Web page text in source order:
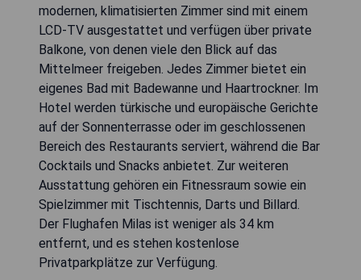
modernen, klimatisierten Zimmer sind mit einem
LCD-TV ausgestattet und verfügen über private
Balkone, von denen viele den Blick auf das
Mittelmeer freigeben. Jedes Zimmer bietet ein
eigenes Bad mit Badewanne und Haartrockner. Im
Hotel werden türkische und europäische Gerichte
auf der Sonnenterrasse oder im geschlossenen
Bereich des Restaurants serviert, während die Bar
Cocktails und Snacks anbietet. Zur weiteren
Ausstattung gehören ein Fitnessraum sowie ein
Spielzimmer mit Tischtennis, Darts und Billard.
Der Flughafen Milas ist weniger als 34 km
entfernt, und es stehen kostenlose
Privatparkplätze zur Verfügung.